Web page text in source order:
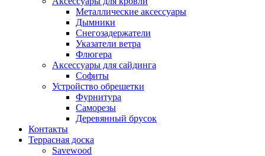
Металлические аксессуары
Дымники
Снегозадержатели
Указатели ветра
Флюгера
Аксессуары для сайдинга
Софиты
Устройство обрешетки
Фурнитура
Саморезы
Деревянный брусок
Контакты
Террасная доска
Savewood